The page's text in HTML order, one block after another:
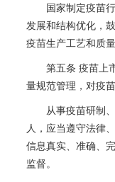
国家制定疫苗
发展和结构优化，
疫苗生产工艺和质量
第五条 疫苗上
量规范管理，对疫
从事疫苗研制
人，应当遵守法律
信息真实、准确、
监督。